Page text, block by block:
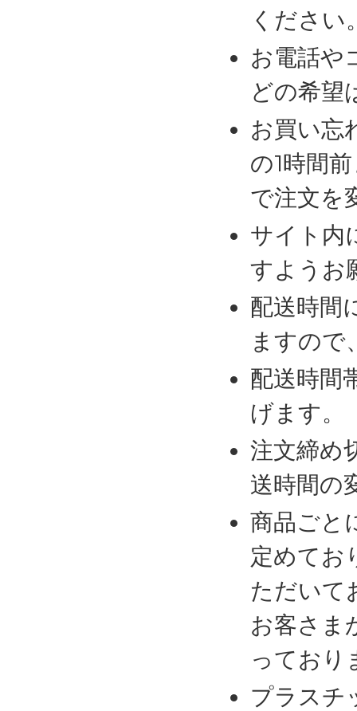
ください
お電話や
どの希望
お買い忘
の1時間
で注文を
サイト内
すようお
配送時間
ますので
配送時間
げます。
注文締め
送時間の
商品ごと
定めてお
ただいて
お客さま
っており
プラスチ